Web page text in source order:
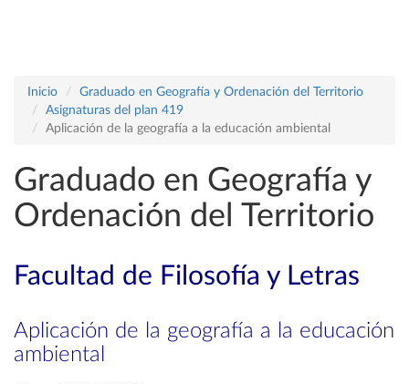
Inicio
Graduado en Geografía y Ordenación del Territorio
Asignaturas del plan 419
Aplicación de la geografía a la educación ambiental
Graduado en Geografía y
Ordenación del Territorio
Facultad de Filosofía y Letras
Aplicación de la geografía a la educación
ambiental